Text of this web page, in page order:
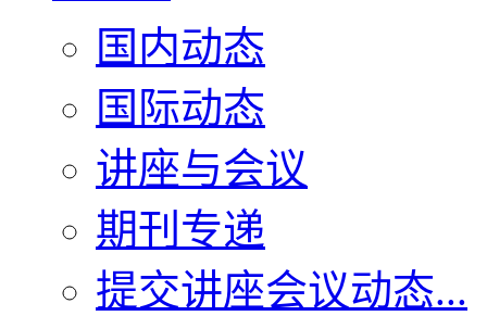
国内动态
国际动态
讲座与会议
期刊专递
提交讲座会议动态...